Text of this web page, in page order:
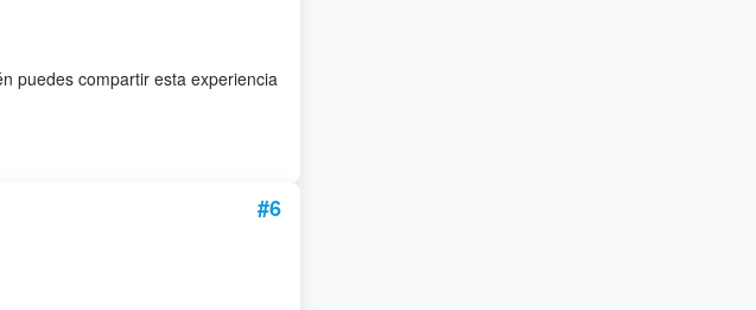
puedes compartir esta experiencia
#6